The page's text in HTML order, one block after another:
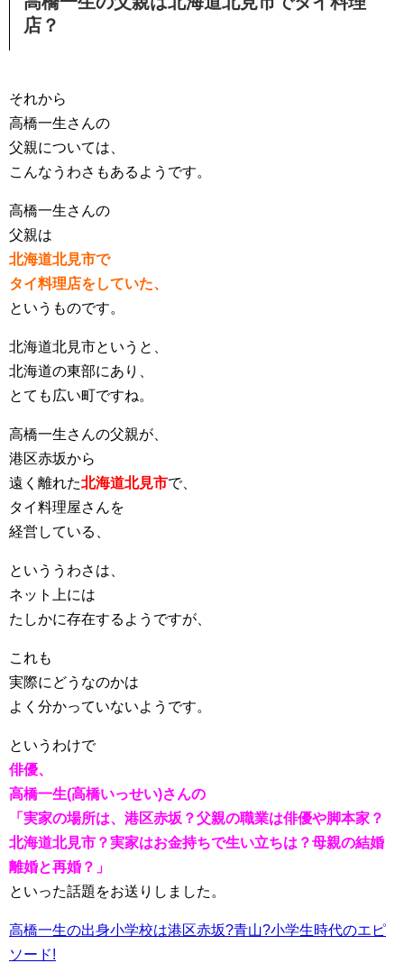
店？
それから
高橋一生さんの
父親については、
こんなうわさもあるようです。
高橋一生さんの
父親は
北海道北見市で
タイ料理店をしていた、
というものです。
北海道北見市というと、
北海道の東部にあり、
とても広い町ですね。
高橋一生さんの父親が、
港区赤坂から
遠く離れた北海道北見市で、
タイ料理屋さんを
経営している、
といううわさは、
ネット上には
たしかに存在するようですが、
これも
実際にどうなのかは
よく分かっていないようです。
というわけで
俳優、
高橋一生(高橋いっせい)さんの
「実家の場所は、港区赤坂？父親の職業は俳優や脚本家？
北海道北見市？実家はお金持ちで生い立ちは？母親の結婚
離婚と再婚？」
といった話題をお送りしました。
高橋一生の出身小学校は港区赤坂?青山?小学生時代のエピ
ソード!